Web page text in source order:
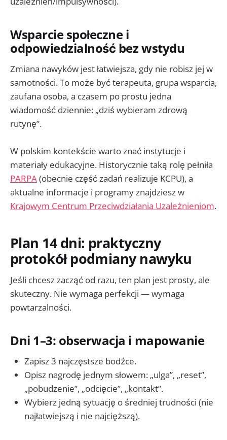
Wsparcie społeczne i
odpowiedzialność bez wstydu
Zmiana nawyków jest łatwiejsza, gdy nie robisz jej w
samotności. To może być terapeuta, grupa wsparcia,
zaufana osoba, a czasem po prostu jedna
wiadomość dziennie: „dziś wybieram zdrową
rutynę”.
W polskim kontekście warto znać instytucje i
materiały edukacyjne. Historycznie taką rolę pełniła
PARPA(obecnie część zadań realizuje KCPU), a
aktualne informacje i programy znajdziesz w
Krajowym Centrum Przeciwdziałania Uzależnieniom.
Plan 14 dni: praktyczny
protokół podmiany nawyku
Jeśli chcesz zacząć od razu, ten plan jest prosty, ale
skuteczny. Nie wymaga perfekcji — wymaga
powtarzalności.
Dni 1–3: obserwacja i mapowanie
Zapisz 3 najczęstsze bodźce.
Opisz nagrodę jednym słowem: „ulga”, „reset”,
„pobudzenie”, „odcięcie”, „kontakt”.
Wybierz jedną sytuację o średniej trudności (nie
najłatwiejszą i nie najcięższą).